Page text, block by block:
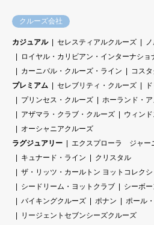
クルーズ会社
カジュアル セレスティアルクルーズ
ロイヤル・カリビアン・インターナショ
カーニバル・クルーズ・ライン
コス
プレミアム
セレブリティ・クルーズ
プリンセス・クルーズ
ホーランド・
アザマラ・クラブ・クルーズ
ウィン
オーシャニアクルーズ
ラグジュアリー
エクスプローラ ジャー
キュナード・ライン
クリスタル
ザ・リッツ・カールトン ヨットコレクシ
シードリーム・ヨットクラブ
シーボ
バイキングクルーズ
ポナン
ポール
リージェントセブンシーズクルーズ